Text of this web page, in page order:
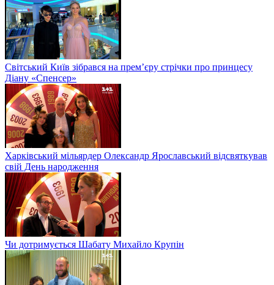
Світський Київ зібрався на прем’єру стрічки про принцесу
Діану «Спенсер»
Харківський мільярдер Олександр Ярославський відсвяткував
свій День народження
Чи дотримується Шабату Михайло Крупін